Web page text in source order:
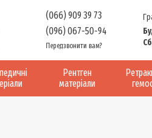
(066) 909 39 73
(096) 067-50-94
Передзвонити вам?
Рентген
матеріали